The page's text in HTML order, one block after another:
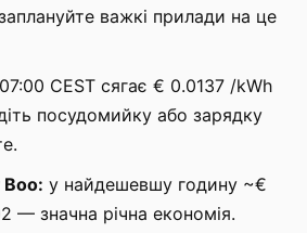
важкі прилади на це
07:00 CEST сягає € 0.0137 /kWh
посудомийку або зарядку
у найдешевшу годину ~€
— значна річна економія.